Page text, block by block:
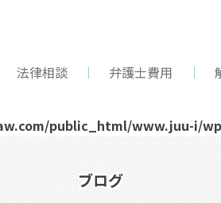
public_html/www.juu-i/
法律相談 弁護士費用
ブログ